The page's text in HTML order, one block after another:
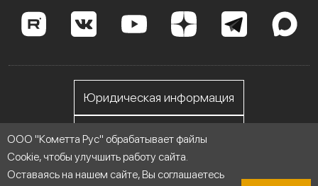
Юридическая информация
Личный кабинет
ООО "Кометта Рус" обрабатывает файлы
Cookie, чтобы улучшить работу сайта.
Оставаясь на нашем сайте, Вы соглашаетесь